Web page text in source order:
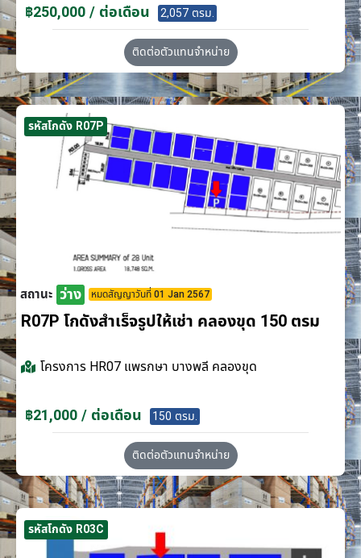
฿250,000 / ต่อเดือน 2,057 ตรม.
ติดต่อตัวแทนจำหน่าย
รหัสโกดัง R07P
สถานะ ว่าง หมดสัญญาวันที่ 01 Jan 2567
R07P โกดังสำเร็จรูปให้เช่า คลองขุด 150 ตรม
โครงการ HR07 แพรกษา บางพลี คลองขุด
฿21,000 / ต่อเดือน 150 ตรม.
ติดต่อตัวแทนจำหน่าย
รหัสโกดัง R03C